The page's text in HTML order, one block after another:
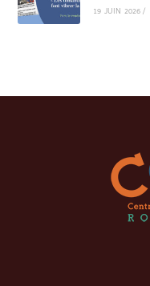
19 JUIN 2026 /